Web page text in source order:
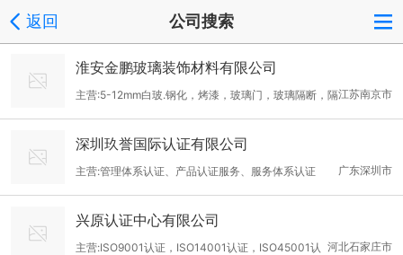
返回 公司搜索
淮安金鹏玻璃装饰材料有限公司
江苏南京市
主营:5-12mm白玻.钢化，烤漆，玻璃门，玻璃隔断，隔
断、商场玻璃隔断、无框玻璃门、玻璃吊轨门、玻璃自动门、手动
旋转门、自动旋转门、刷卡自动门、自动平开门、
深圳玖誉国际认证有限公司
广东深圳市
主营:管理体系认证、产品认证服务、服务体系认证
兴原认证中心有限公司
河北石家庄市
主营:ISO9001认证，ISO14001认证，ISO45001认